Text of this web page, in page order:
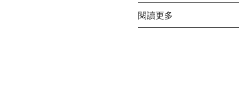
閱讀更多